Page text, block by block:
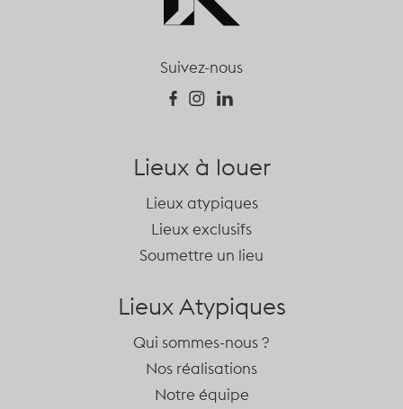
Suivez-nous
Lieux à louer
Lieux atypiques
Lieux exclusifs
Soumettre un lieu
Lieux Atypiques
Qui sommes-nous ?
Nos réalisations
Notre équipe